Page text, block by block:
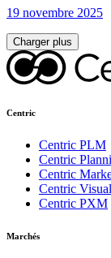
19 novembre 2025
Charger plus
Centric
Centric PLM
Centric
Centric
Centric
Centric PXM
Marchés